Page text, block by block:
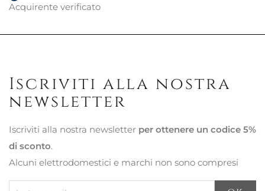
Acquirente verificato
Iscriviti alla nostra
newsletter
Iscriviti alla nostra newsletter per ottenere un codice 5%
di sconto.
Alcuni elettrodomestici e marchi non sono compresi